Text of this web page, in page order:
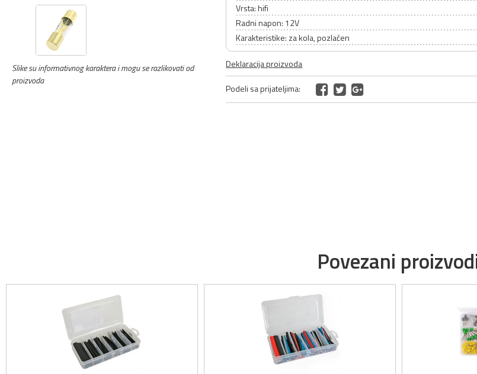
Slike su informativnog karaktera i mogu se razlikovati od
proizvoda
Vrsta: hifi
Radni napon: 12V
Karakteristike: za kola, pozlaćen
Deklaracija proizvoda
Podeli sa prijateljima:
Povezani